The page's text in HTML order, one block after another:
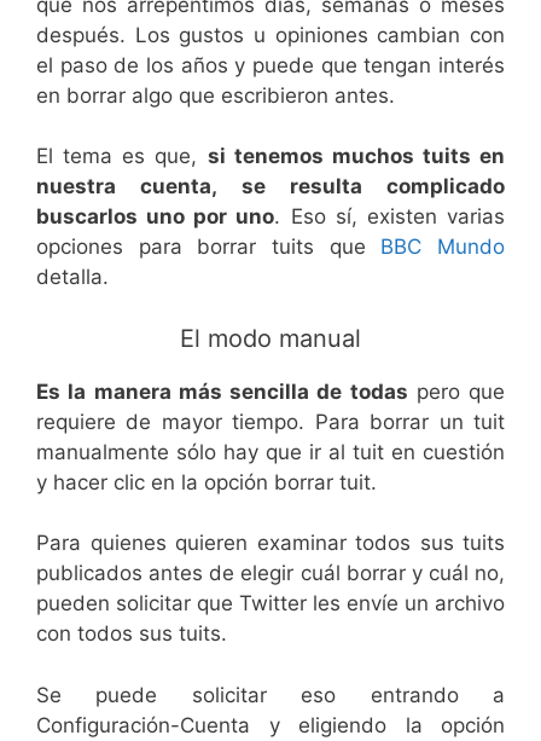
después. Los gustos u opiniones cambian con
el paso de los años y puede que tengan interés
en borrar algo que escribieron antes.
El tema es que, si tenemos muchos tuits en
nuestra cuenta, se resulta complicado
buscarlos uno por uno. Eso sí, existen varias
opciones para borrar tuits que BBC Mundo
detalla.
El modo manual
Es la manera más sencilla de todas pero que
requiere de mayor tiempo. Para borrar un tuit
manualmente sólo hay que ir al tuit en cuestión
y hacer clic en la opción borrar tuit.
Para quienes quieren examinar todos sus tuits
publicados antes de elegir cuál borrar y cuál no,
pueden solicitar que Twitter les envíe un archivo
con todos sus tuits.
Se puede solicitar eso entrando a
Configuración-Cuenta y eligiendo la opción